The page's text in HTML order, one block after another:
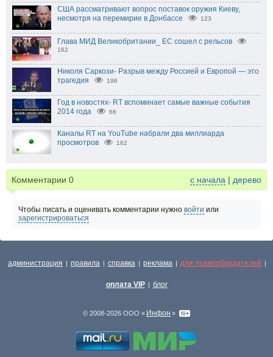
США рассматривают вопрос поставок оружия Киеву,
несмотря на перемирие в Донбассе
123
Глава МИД Великобритании_ ЕС сошел с рельсов
162
Николя Саркози- Разрыв между Россией и Европой — это
трагедия
196
Год в новостях- RT вспоминает самые важные события
2014 года
66
Каналы RT на YouTube набрали два миллиарда
просмотров
162
Комментарии 0 с начала | дерево
Чтобы писать и оценивать комментарии нужно войти или
зарегистрироваться
администрация | правила | справка | реклама | для правообладателей |
оплата VIP | блог
© 2008-2026 ООО « Инфон »